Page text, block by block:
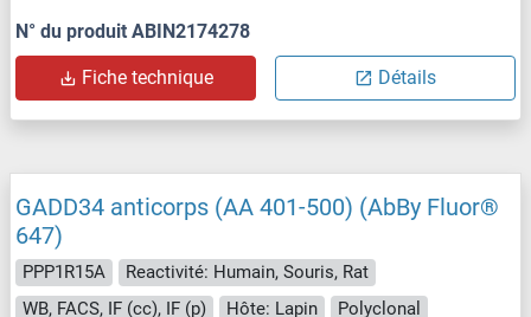
N° du produit ABIN2174278
Fiche technique Détails
GADD34 anticorps (AA 401-500) (AbBy Fluor®
647)
PPP1R15A
Reactivité: Humain, Souris, Rat
WB, FACS, IF (cc), IF (p)
Hôte: Lapin
Polyclonal